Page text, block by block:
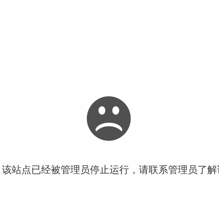
站点已经被管理员停止运行，请联系管理员了